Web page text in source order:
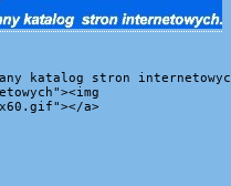
katalog stron
a>